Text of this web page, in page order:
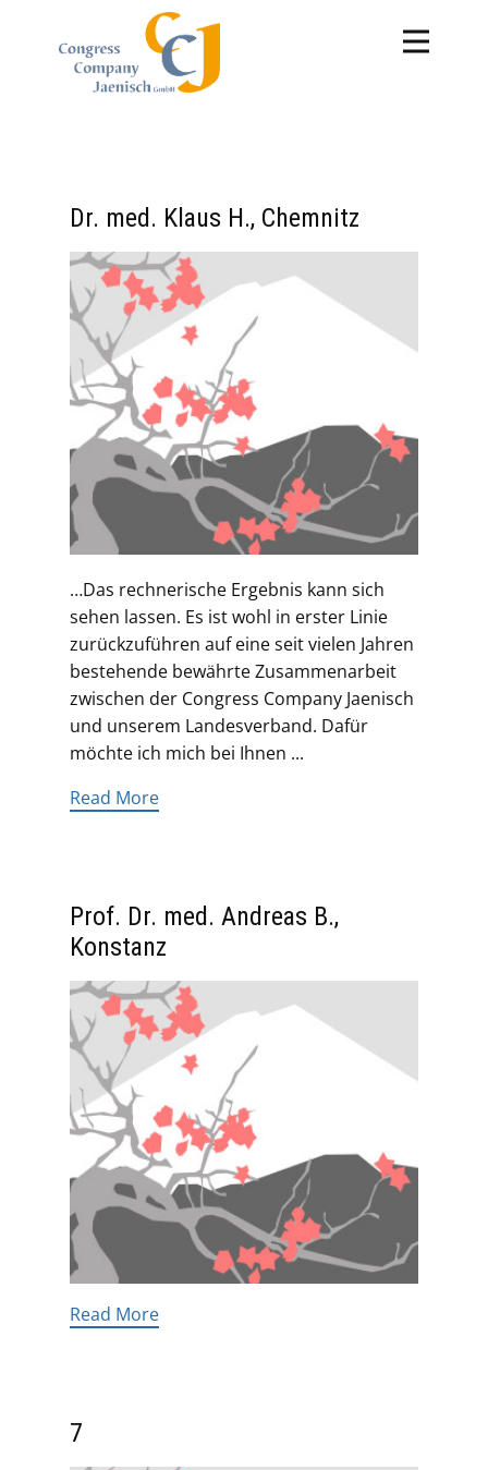
Dr. med. Klaus H., Chemnitz
…Das rechnerische Ergebnis kann sich
sehen lassen. Es ist wohl in erster Linie
zurückzuführen auf eine seit vielen Jahren
bestehende bewährte Zusammenarbeit
zwischen der Congress Company Jaenisch
und unserem Landesverband. Dafür
möchte ich mich bei Ihnen ...
Read More
Prof. Dr. med. Andreas B.,
Konstanz
Read More
7